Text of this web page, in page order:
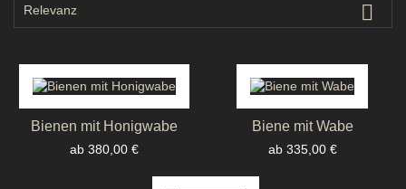
Relevanz 
Bienen mit Honigwabe
Preis
ab 380,00 €
Biene mit Wabe
Preis
ab 335,00 €